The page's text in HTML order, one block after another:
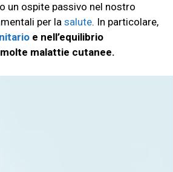
un ospite passivo nel nostro
per la salute. In particolare,
e nell’equilibrio
malattie cutanee.